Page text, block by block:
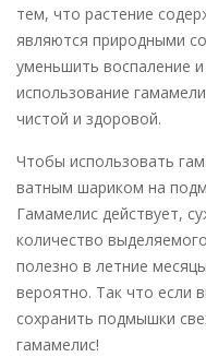
тем, что растение
являются природными
уменьшить воспаление
использование
чистой и здоровой.
Чтобы использовать
ватным шариком на
Гамамелис действует,
количество
полезно в летние
вероятно. Так что если
сохранить подмышки
гамамелис!